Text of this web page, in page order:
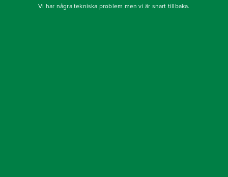
Vi har några tekniska problem men vi är snart tillbaka.